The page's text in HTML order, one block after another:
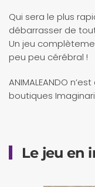
Qui sera le plus
débarrasser de
Un jeu
peu peu cérébral !
ANIMALEANDO
boutiques
Le jeu en